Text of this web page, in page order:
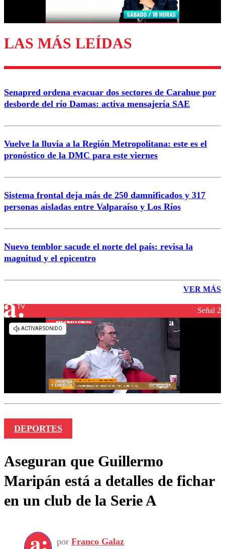
Enviar comentario
LAS MÁS LEÍDAS
Senapred ordena evacuar dos sectores de Carahue por
desborde del río Damas: activa mensajería SAE
Vuelve la lluvia a la Región Metropolitana: este es el
pronóstico de la DMC para este viernes
Sistema frontal deja más de 250 damnificados y 317
personas aisladas entre Valparaíso y Los Ríos
Nuevo temblor sacude el norte del país: revisa la
magnitud y el epicentro
VER MÁS
Señal 2
DEPORTES
Aseguran que Guillermo
Maripán está a detalles de fichar
en un club de la Serie A
por Franco Galaz